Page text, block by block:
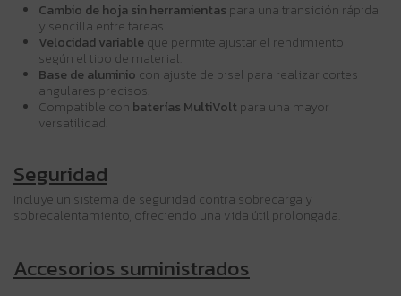
Cambio de hoja sin herramientas para una transición rápida
y sencilla entre tareas.
Velocidad variable que permite ajustar el rendimiento
según el tipo de material.
Base de aluminio con ajuste de bisel para realizar cortes
angulares precisos.
Compatible con baterías MultiVolt para una mayor
versatilidad.
Seguridad
Incluye un sistema de seguridad contra sobrecarga y
sobrecalentamiento, ofreciendo una vida útil prolongada.
Accesorios suministrados